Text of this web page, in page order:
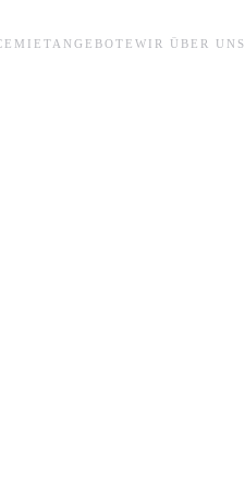
MIETANGEBOTE WIR ÜBER UNS